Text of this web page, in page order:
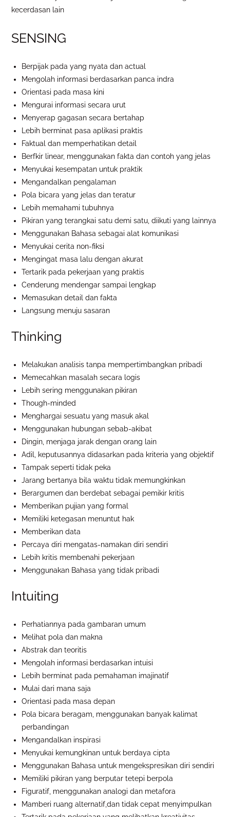
kecerdasan lain
SENSING
Berpijak pada yang nyata dan actual
Mengolah informasi berdasarkan panca indra
Orientasi pada masa kini
Mengurai informasi secara urut
Menyerap gagasan secara bertahap
Lebih berminat pasa aplikasi praktis
Faktual dan memperhatikan detail
Berfkir linear, menggunakan fakta dan contoh yang jelas
Menyukai kesempatan untuk praktik
Mengandalkan pengalaman
Pola bicara yang jelas dan teratur
Lebih memahami tubuhnya
Pikiran yang terangkai satu demi satu, diikuti yang lainnya
Menggunakan Bahasa sebagai alat komunikasi
Menyukai cerita non-fiksi
Mengingat masa lalu dengan akurat
Tertarik pada pekerjaan yang praktis
Cenderung mendengar sampai lengkap
Memasukan detail dan fakta
Langsung menuju sasaran
Thinking
Melakukan analisis tanpa mempertimbangkan pribadi
Memecahkan masalah secara logis
Lebih sering menggunakan pikiran
Though-minded
Menghargai sesuatu yang masuk akal
Menggunakan hubungan sebab-akibat
Dingin, menjaga jarak dengan orang lain
Adil, keputusannya didasarkan pada kriteria yang objektif
Tampak seperti tidak peka
Jarang bertanya bila waktu tidak memungkinkan
Berargumen dan berdebat sebagai pemikir kritis
Memberikan pujian yang formal
Memiliki ketegasan menuntut hak
Memberikan data
Percaya diri mengatas-namakan diri sendiri
Lebih kritis membenahi pekerjaan
Menggunakan Bahasa yang tidak pribadi
Intuiting
Perhatiannya pada gambaran umum
Melihat pola dan makna
Abstrak dan teoritis
Mengolah informasi berdasarkan intuisi
Lebih berminat pada pemahaman imajinatif
Mulai dari mana saja
Orientasi pada masa depan
Pola bicara beragam, menggunakan banyak kalimat
perbandingan
Mengandalkan inspirasi
Menyukai kemungkinan untuk berdaya cipta
Menggunakan Bahasa untuk mengekspresikan diri sendiri
Memiliki pikiran yang berputar tetepi berpola
Figuratif, menggunakan analogi dan metafora
Mamberi ruang alternatif,dan tidak cepat menyimpulkan